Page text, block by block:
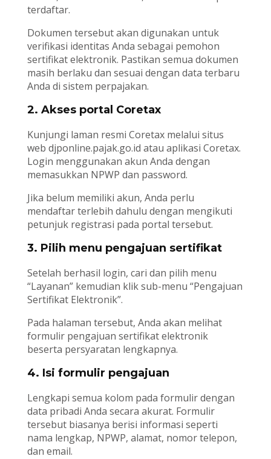
terdaftar.
Dokumen tersebut akan digunakan untuk
verifikasi identitas Anda sebagai pemohon
sertifikat elektronik. Pastikan semua dokumen
masih berlaku dan sesuai dengan data terbaru
Anda di sistem perpajakan.
2. Akses portal Coretax
Kunjungi laman resmi Coretax melalui situs
web djponline.pajak.go.id atau aplikasi Coretax.
Login menggunakan akun Anda dengan
memasukkan NPWP dan password.
Jika belum memiliki akun, Anda perlu
mendaftar terlebih dahulu dengan mengikuti
petunjuk registrasi pada portal tersebut.
3. Pilih menu pengajuan sertifikat
Setelah berhasil login, cari dan pilih menu
“Layanan” kemudian klik sub-menu “Pengajuan
Sertifikat Elektronik”.
Pada halaman tersebut, Anda akan melihat
formulir pengajuan sertifikat elektronik
beserta persyaratan lengkapnya.
4. Isi formulir pengajuan
Lengkapi semua kolom pada formulir dengan
data pribadi Anda secara akurat. Formulir
tersebut biasanya berisi informasi seperti
nama lengkap, NPWP, alamat, nomor telepon,
dan email.